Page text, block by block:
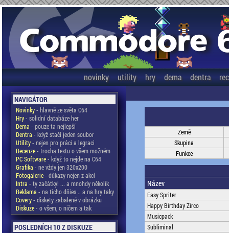
novinky utility hry dema dentra
NAVIGÁTOR
Novinky- hlavně ze světa C64
Hry- solidní databáze her
Dema - pouze ta nejlepší
Dentra - když stačí jeden soubor
Utility- nejen pro práci a legraci
Recenze- trocha textu o všem možném
PC Software- když to nejde na C64
Grafika - ne vždy jen 320x200
Fotogalerie- důkazy nejen z akcí
Intra - ty začátky! ... a mnohdy několik
Reklama - na ticho dňies .. a na hry taky
Covery- diskety zabalené v obrázku
Diskuze- o všem, o ničem a tak
POSLEDNÍCH 10 Z DISKUZE
Země
Skupina
Funkce
Název
Easy Spriter
Happy Birthday Zirco
Musicpack
Subliminal